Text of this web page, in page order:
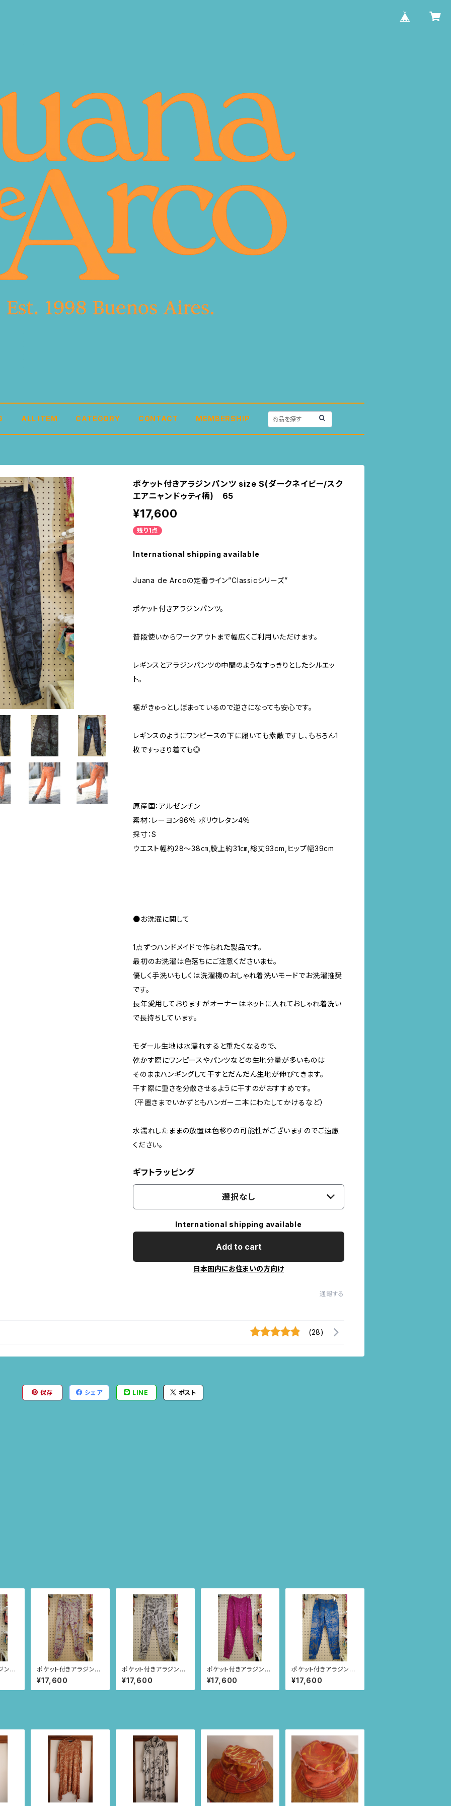
ALL ITEM CATEGORY CONTACT MEMBERSHIP
ポケット付きアラジンパンツ size S(ダークネイビー/スク
エアニャンドゥティ柄) 65
¥17,600
残り1点
International shipping available
Juana de Arcoの定番ライン”Classicシリーズ”
ポケット付きアラジンパンツ。
普段使いからワークアウトまで幅広くご利用いただけます。
レギンスとアラジンパンツの中間のようなすっきりとしたシルエッ
ト。
裾がきゅっとしぼまっているので逆さになっても安心です。
レギンスのようにワンピースの下に履いても素敵ですし、もちろん1
枚ですっきり着ても◎
原産国：アルゼンチン
素材：レーヨン96％ ポリウレタン4％
採寸：S
ウエスト幅約28〜38㎝,股上約31㎝,総丈93cm,ヒップ幅39cm
●お洗濯に関して
1点ずつハンドメイドで作られた製品です。
最初のお洗濯は色落ちにご注意くださいませ。
優しく手洗いもしくは洗濯機のおしゃれ着洗いモードでお洗濯推奨
です。
長年愛用しておりますがオーナーはネットに入れておしゃれ着洗い
で長持ちしています。
モダール生地は水濡れすると重たくなるので、
乾かす際にワンピースやパンツなどの生地分量が多いものは
そのままハンギングして干すとだんだん生地が伸びてきます。
干す際に重さを分散させるように干すのがおすすめです。
（平置きまでいかずともハンガー二本にわたしてかけるなど）
水濡れしたままの放置は色移りの可能性がございますのでご遠慮
ください。
ギフトラッピング
選択なし
International shipping available
Add to cart
日本国内にお住まいの方向け
通報する
(28)
保存 シェア LINE ポスト
ンパ
ポケット付きアラジンパ
ンツ size XL(メランジ
グレー/お花とちょうちょ
柄) 71
¥17,600
ポケット付きアラジンパ
ンツ size L(メランジグ
レー/ルイーサの羽根
柄) 70
¥17,600
ポケット付きアラジンパ
ンツ size L(パープル/
スプレー柄) 69
¥17,600
ポケット付きアラジンパ
ンツ size M(ブルー/つ
づきニャンドゥティ柄)
61
¥17,600